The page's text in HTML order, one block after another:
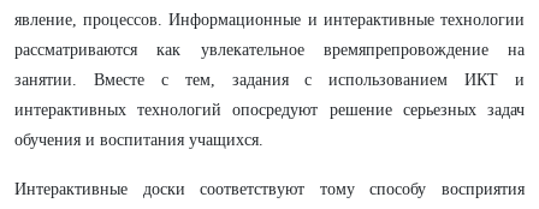
явление, процессов. Информационные и интерактивные технологии
рассматриваются как увлекательное времяпрепровождение на
занятии. Вместе с тем, задания с использованием ИКТ и
интерактивных технологий опосредуют решение серьезных задач
обучения и воспитания учащихся.
Интерактивные доски соответствуют тому способу восприятия